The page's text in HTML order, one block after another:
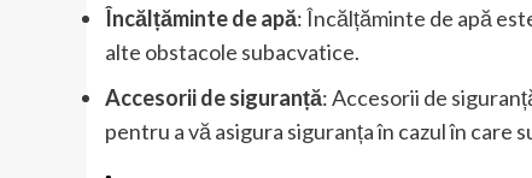
Încălțăminte de apă: Încălțăminte de apă
alte obstacole subacvatice.
Accesorii de siguranță: Accesorii de
pentru a vă asigura siguranța în cazul în care